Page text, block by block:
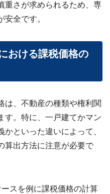
重さが求められるため、専
全です。
おける課税価格の
は、不動産の種類や権利関
す。特に、一戸建てかマン
といった違いによって、
算出方法に注意が必要で
スを例に課税価格の計算